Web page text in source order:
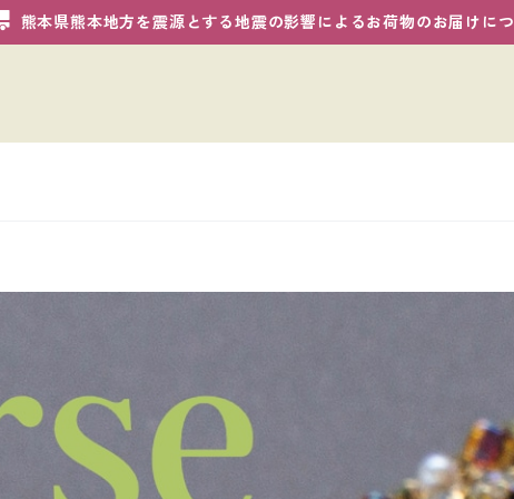
熊本県熊本地方を震源とする地震の影響によるお荷物のお届けに